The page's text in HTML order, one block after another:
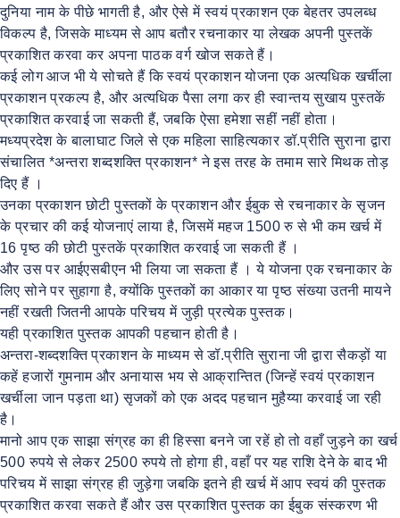
दुनिया नाम के पीछे भागती है, और ऐसे में स्वयं प्रकाशन एक बेहतर उपलब्ध
विकल्प है, जिसके माध्यम से आप बतौर रचनाकार या लेखक अपनी पुस्तकें
प्रकाशित करवा कर अपना पाठक वर्ग खोज सकते हैं।
कई लोग आज भी ये सोचते हैं कि स्वयं प्रकाशन योजना एक अत्यधिक खर्चीला
प्रकाशन प्रकल्प है, और अत्यधिक पैसा लगा कर ही स्वान्तय सुखाय पुस्तकें
प्रकाशित करवाई जा सकती हैं, जबकि ऐसा हमेशा सहीं नहीं होता।
मध्यप्रदेश के बालाघाट जिले से एक महिला साहित्यकार डॉ.प्रीति सुराना द्वारा
संचालित *अन्तरा शब्दशक्ति प्रकाशन* ने इस तरह के तमाम सारे मिथक तोड़
दिए हैं ।
उनका प्रकाशन छोटी पुस्तकों के प्रकाशन और ईबुक से रचनाकार के सृजन
के प्रचार की कई योजनाएं लाया है, जिसमें महज 1500 रु से भी कम खर्च में
16 पृष्ठ की छोटी पुस्तकें प्रकाशित करवाई जा सकती हैं ।
और उस पर आईएसबीएन भी लिया जा सकता हैं । ये योजना एक रचनाकार के
लिए सोने पर सुहागा है, क्योंकि पुस्तकों का आकार या पृष्ठ संख्या उतनी मायने
नहीं रखती जितनी आपके परिचय में जुड़ी प्रत्येक पुस्तक।
यही प्रकाशित पुस्तक आपकी पहचान होती है।
अन्तरा-शब्दशक्ति प्रकाशन के माध्यम से डॉ.प्रीति सुराना जी द्वारा सैकड़ों या
कहें हजारों गुमनाम और अनायास भय से आक्रान्तित (जिन्हें स्वयं प्रकाशन
खर्चीला जान पड़ता था) सृजकों को एक अदद पहचान मुहैय्या करवाई जा रही
है।
मानो आप एक साझा संग्रह का ही हिस्सा बनने जा रहें हो तो वहाँ जुड़ने का खर्च
500 रुपये से लेकर 2500 रुपये तो होगा ही, वहाँ पर यह राशि देने के बाद भी
परिचय में साझा संग्रह ही जुड़ेगा जबकि इतने ही खर्च में आप स्वयं की पुस्तक
प्रकाशित करवा सकते हैं और उस प्रकाशित पुस्तक का ईबुक संस्करण भी